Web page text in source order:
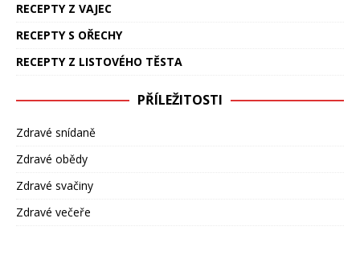
RECEPTY Z VAJEC
RECEPTY S OŘECHY
RECEPTY Z LISTOVÉHO TĚSTA
PŘÍLEŽITOSTI
Zdravé snídaně
Zdravé obědy
Zdravé svačiny
Zdravé večeře